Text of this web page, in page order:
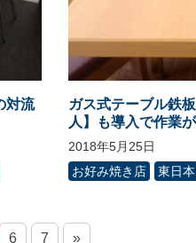
対流
ガス式テーブル鉄
人】も導入で作業
2018年5月25日
お好み焼き店
東日
6 7 »